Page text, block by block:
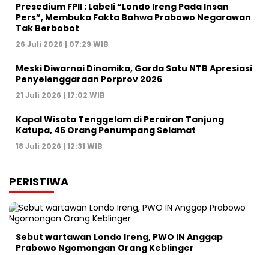
Presedium FPII : Labeli “Londo Ireng Pada Insan
Pers”, Membuka Fakta Bahwa Prabowo Negarawan
Tak Berbobot
26 Juli 2026 | 07:29 WIB
Meski Diwarnai Dinamika, Garda Satu NTB Apresiasi
Penyelenggaraan Porprov 2026 ‎
21 Juli 2026 | 17:02 WIB
Kapal Wisata Tenggelam di Perairan Tanjung
Katupa, 45 Orang Penumpang Selamat
18 Juli 2026 | 12:31 WIB
PERISTIWA
Sebut wartawan Londo Ireng, PWO IN Anggap
Prabowo Ngomongan Orang Keblinger